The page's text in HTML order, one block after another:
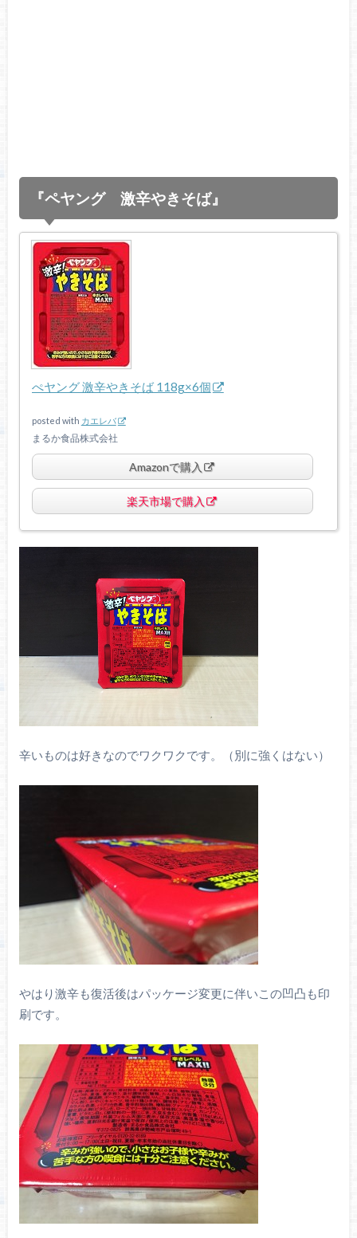
『ペヤング 激辛やきそば』
ぺヤング 激辛やきそば 118g×6個
posted with カエレバ
まるか食品株式会社
Amazonで購入
楽天市場で購入
辛いものは好きなのでワクワクです。（別に強くはない）
やはり激辛も復活後はパッケージ変更に伴いこの凹凸も印
刷です。